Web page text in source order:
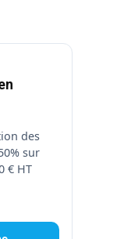
des
sur
€ HT